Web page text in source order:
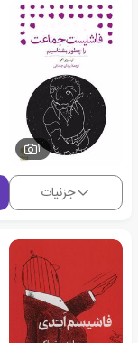
1
جزئیات